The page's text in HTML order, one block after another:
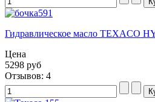
Гидравлическое масло TEXACO
Цена
5298 руб
Отзывов: 4